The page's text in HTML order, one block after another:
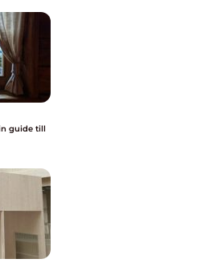
guide till